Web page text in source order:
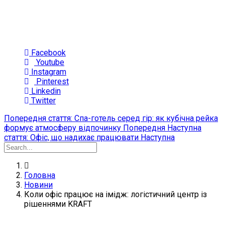
Facebook
Youtube
Instagram
Pinterest
Linkedin
Twitter
Попередня стаття: Спа-готель серед гір: як кубічна рейка
формує атмосферу відпочинку Попередня Наступна
стаття: Офіс, що надихає працювати Наступна
Головна
Новини
Коли офіс працює на імідж: логістичний центр із
рішеннями KRAFT